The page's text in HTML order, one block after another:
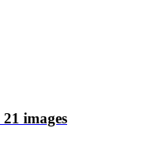
21 images